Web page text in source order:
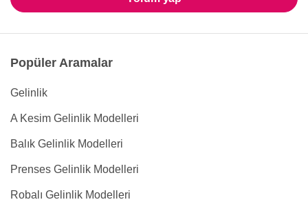
Popüler Aramalar
Gelinlik
A Kesim Gelinlik Modelleri
Balık Gelinlik Modelleri
Prenses Gelinlik Modelleri
Robalı Gelinlik Modelleri